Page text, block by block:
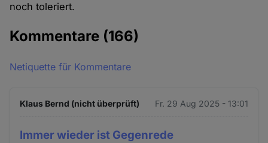
noch toleriert.
Kommentare (166)
Netiquette für Kommentare
Klaus Bernd (nicht überprüft) Fr. 29 Aug 2025 - 13:01
Immer wieder ist Gegenrede